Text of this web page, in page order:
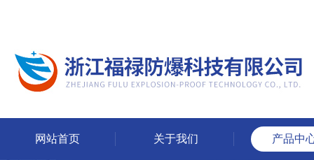
网站首页 关于我们 产品中